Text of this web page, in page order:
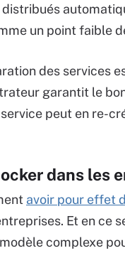
un point faible
des services
garantit le
peut en re-
dans les
avoir pour effet
Et en ce
complexe